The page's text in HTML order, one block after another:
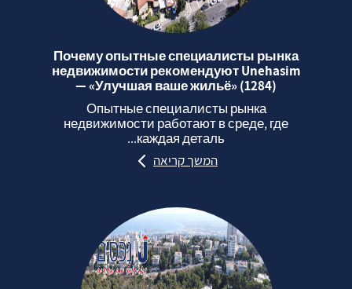
Почему опытные специалисты рынка
недвижимости рекомендуют Unehasim
— «Улучшая ваше жильё» (1284)
Опытные специалисты рынка
недвижимости работают в среде, где
каждая деталь...
המשך קריאה